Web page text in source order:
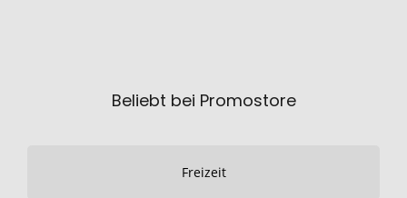
Beliebt bei Promostore
Freizeit